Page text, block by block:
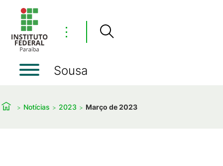
⋮
Sousa
Notícias 2023 Março de 2023